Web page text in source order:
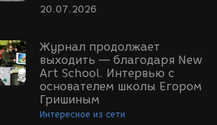
20.07.2026
Журнал продолжает
выходить — благодаря New
Art School. Интервью с
основателем школы Егором
Гришиным
Интересное из сети